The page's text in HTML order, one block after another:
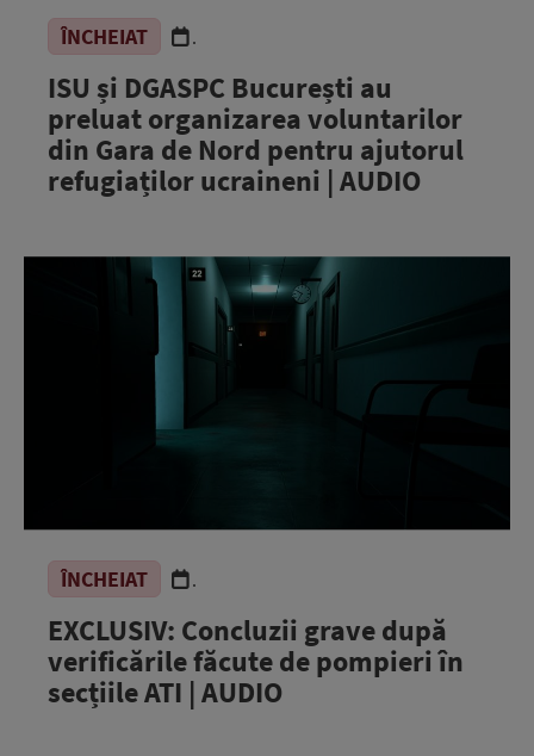
ÎNCHEIAT .
ISU și DGASPC București au
preluat organizarea voluntarilor
din Gara de Nord pentru ajutorul
refugiaților ucraineni | AUDIO
ÎNCHEIAT .
EXCLUSIV: Concluzii grave după
verificările făcute de pompieri în
secțiile ATI | AUDIO